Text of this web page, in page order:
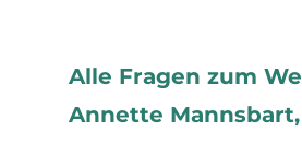
Alle Fragen zum
Annette